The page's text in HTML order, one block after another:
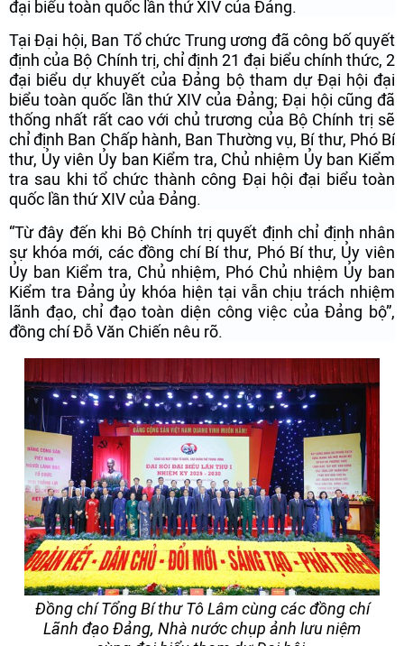
đại biểu toàn quốc lần thứ XIV của Đảng.
Tại Đại hội, Ban Tổ chức Trung ương đã công bố quyết
định của Bộ Chính trị, chỉ định 21 đại biểu chính thức, 2
đại biểu dự khuyết của Đảng bộ tham dự Đại hội đại
biểu toàn quốc lần thứ XIV của Đảng; Đại hội cũng đã
thống nhất rất cao với chủ trương của Bộ Chính trị sẽ
chỉ định Ban Chấp hành, Ban Thường vụ, Bí thư, Phó Bí
thư, Ủy viên Ủy ban Kiểm tra, Chủ nhiệm Ủy ban Kiểm
tra sau khi tổ chức thành công Đại hội đại biểu toàn
quốc lần thứ XIV của Đảng.
“Từ đây đến khi Bộ Chính trị quyết định chỉ định nhân
sự khóa mới, các đồng chí Bí thư, Phó Bí thư, Ủy viên
Ủy ban Kiểm tra, Chủ nhiệm, Phó Chủ nhiệm Ủy ban
Kiểm tra Đảng ủy khóa hiện tại vẫn chịu trách nhiệm
lãnh đạo, chỉ đạo toàn diện công việc của Đảng bộ”,
đồng chí Đỗ Văn Chiến nêu rõ.
Đồng chí Tổng Bí thư Tô Lâm cùng các đồng chí
Lãnh đạo Đảng, Nhà nước chụp ảnh lưu niệm